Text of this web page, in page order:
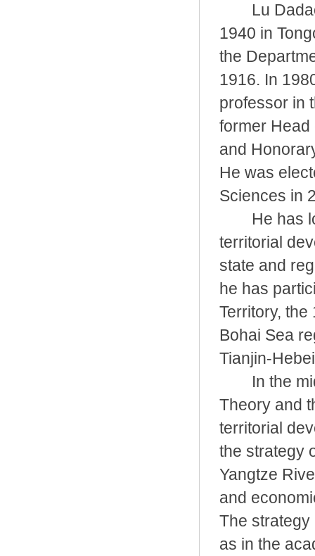
Lu Dadao,
1940 in
the
1916. In
professor in
former Head
and
He was
Sciences in
He has
territorial
state and
he has
Territory, the
Bohai Sea
Tianjin-
In the mid-
Theory and
territorial
the strategy
Yangtze
and
The strategy
as in the